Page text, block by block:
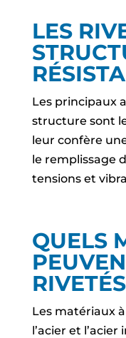
LES
Les principaux
structure sont
leur confère
le remplissage
tensions et
QUELS
Les matériaux
l’acier et